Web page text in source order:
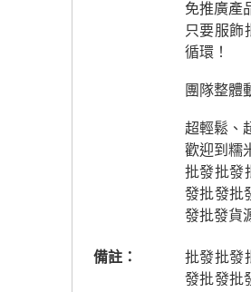
免推廣產
只要服飾
循環！
團隊整體
超輕鬆、
歡迎到糯
批發批發
發批發批
發批發貨
備註：
批發批發
發批發批